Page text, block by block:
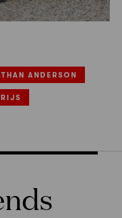
ANDERSON